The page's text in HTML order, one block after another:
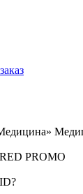
PROMO